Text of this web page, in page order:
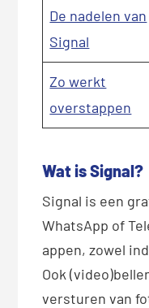
De nadelen van
Signal
Zo werkt
overstappen
Wat is Signal?
Signal is een
WhatsApp of
appen, zowel
Ook
versturen van